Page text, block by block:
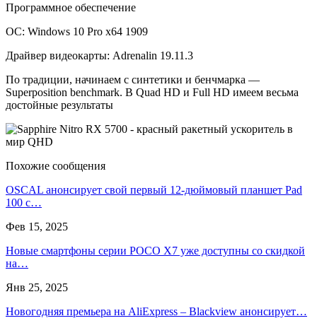
Программное обеспечение
ОС: Windows 10 Pro x64 1909
Драйвер видеокарты: Adrenalin 19.11.3
По традиции, начинаем с синтетики и бенчмарка —
Superposition benchmark. В Quad HD и Full HD имеем весьма
достойные результаты
Похожие сообщения
OSCAL анонсирует свой первый 12-дюймовый планшет Pad
100 с…
Фев 15, 2025
Новые смартфоны серии POCO X7 уже доступны со скидкой
на…
Янв 25, 2025
Новогодняя премьера на AliExpress – Blackview анонсирует…